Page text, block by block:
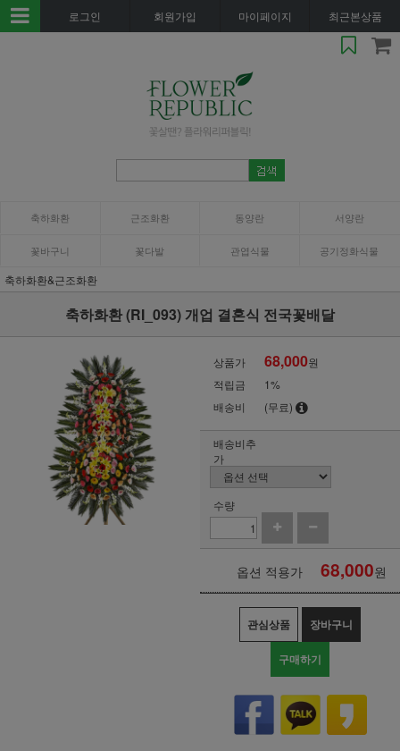
로그인 회원가입 마이페이지 최근본상품
축하화환 근조화환 동양란 서양란
꽃바구니 꽃다발 관엽식물 공기정화식물
축하화환&근조화환
축하화환 (RI_093) 개업 결혼식 전국꽃배달
상품가 68,000원
적립금
1%
배송비
(무료)
배송비추
가
수량
옵션 적용가 68,000원
관심상품 장바구니
구매하기